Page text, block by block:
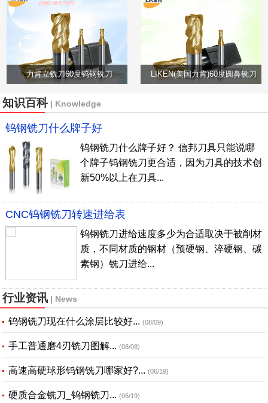
力肯立铣刀60度钨钢铣刀 LIKEN(美国力肯)60度圆鼻铣刀
知识百科| Knowledge
钨钢铣刀什么牌子好
钨钢铣刀什么牌子好？ 信邦刀具只能说哪
个牌子钨钢铣刀更合适，因为刀具的技术创
新50%以上在刀具...
CNC钨钢铣刀转速进给表
钨钢铣刀进给速度多少为合适取决于被削材
质，不同材质的钢材（预硬钢、淬硬钢、碳
素钢）铣刀进给...
行业资讯 | News
钨钢铣刀现在什么涂层比较好... (08/09)
手工普通磨4刃铣刀图解... (08/08)
高速高硬球形钨钢铣刀哪家好?... (06/19)
硬质合金铣刀_钨钢铣刀... (06/19)